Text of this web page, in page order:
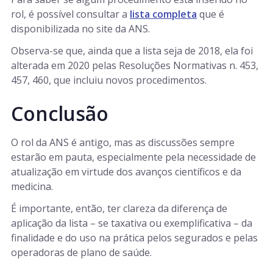
rol, é possível consultar a lista completa que é
disponibilizada no site da ANS.
Observa-se que, ainda que a lista seja de 2018, ela foi
alterada em 2020 pelas Resoluções Normativas n. 453,
457, 460, que incluiu novos procedimentos.
Conclusão
O rol da ANS é antigo, mas as discussões sempre
estarão em pauta, especialmente pela necessidade de
atualização em virtude dos avanços científicos e da
medicina.
É importante, então, ter clareza da diferença de
aplicação da lista – se taxativa ou exemplificativa – da
finalidade e do uso na prática pelos segurados e pelas
operadoras de plano de saúde.